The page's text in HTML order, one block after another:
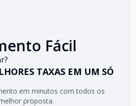
Fácil
TAXAS EM UM SÓ
em minutos com todos os
proposta.